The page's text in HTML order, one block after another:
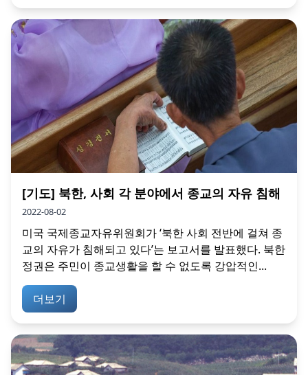
[기도] 북한, 사회 각 분야에서 종교의 자유 침해
2022-08-02
미국 국제종교자유위원회가 ‘북한 사회 전반에 걸쳐 종
교의 자유가 침해되고 있다’는 보고서를 발표했다. 북한
정권은 주민이 종교생활을 할 수 없도록 강압적인...
더보기